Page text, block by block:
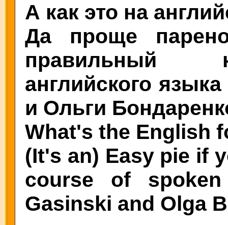
А как это на
Да проще
правильный
английского
и Ольги
What's the English
(It's an) Easy pie if
course of
Gasinski and Olga